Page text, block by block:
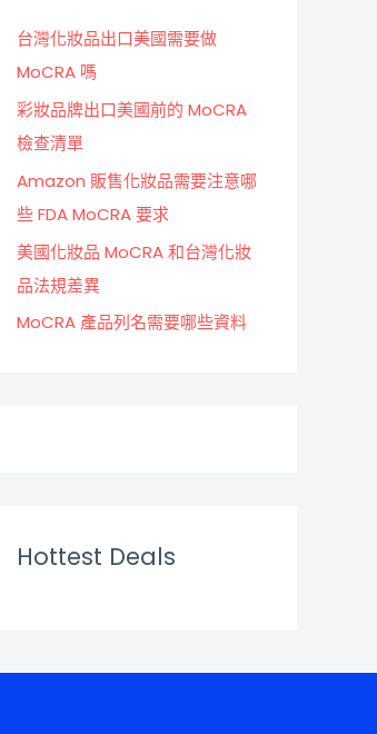
台灣化妝品出口美國需要做
MoCRA 嗎
彩妝品牌出口美國前的 MoCRA
檢查清單
Amazon 販售化妝品需要注意哪
些 FDA MoCRA 要求
美國化妝品 MoCRA 和台灣化妝
品法規差異
MoCRA 產品列名需要哪些資料
Hottest Deals